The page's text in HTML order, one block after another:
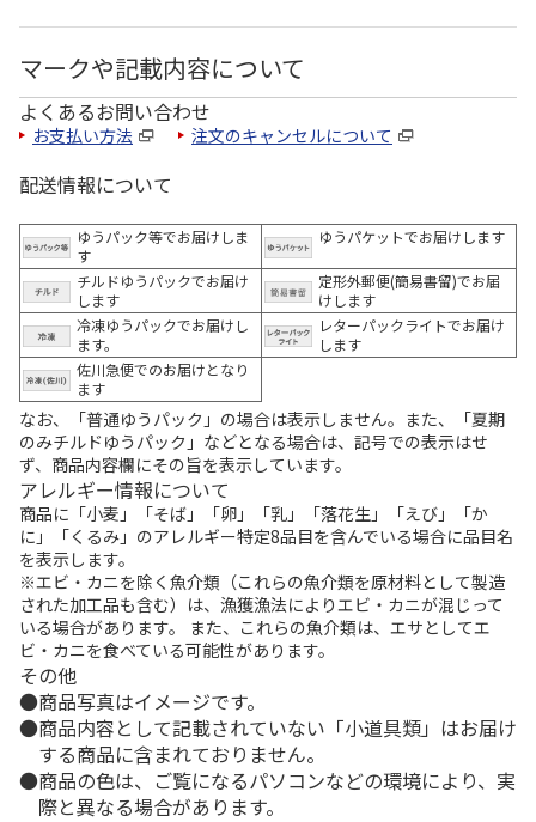
マークや記載内容について
よくあるお問い合わせ
お支払い方法 注文のキャンセルについて
配送情報について
ゆうパック等でお届けしま
す
ゆうパケットでお届けします
チルドゆうパックでお届け
します
定形外郵便(簡易書留)でお届
けします
冷凍ゆうパックでお届けし
ます。
レターパックライトでお届け
します
佐川急便でのお届けとなり
ます
なお、「普通ゆうパック」の場合は表示しません。また、「夏期
のみチルドゆうパック」などとなる場合は、記号での表示はせ
ず、商品内容欄にその旨を表示しています。
アレルギー情報について
商品に「小麦」「そば」「卵」「乳」「落花生」「えび」「か
に」「くるみ」のアレルギー特定8品目を含んでいる場合に品目名
を表示します。
※エビ・カニを除く魚介類（これらの魚介類を原材料として製造
された加工品も含む）は、漁獲漁法によりエビ・カニが混じって
いる場合があります。 また、これらの魚介類は、エサとしてエ
ビ・カニを食べている可能性があります。
その他
商品写真はイメージです。
商品内容として記載されていない「小道具類」はお届け
する商品に含まれておりません。
商品の色は、ご覧になるパソコンなどの環境により、実
際と異なる場合があります。